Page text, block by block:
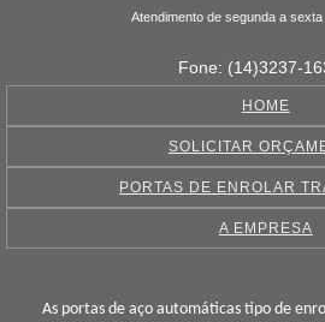
Atendimento de segunda a
Fone: (14)3237-
HOME
SOLICITAR
PORTAS DE ENROLAR
A EMPRESA
As portas de aço automáticas tipo de